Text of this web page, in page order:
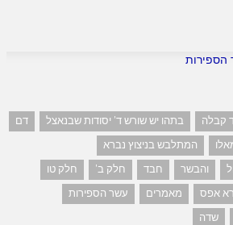
קבלה בתהו יש שורש ד' יסודות שבנאצל
דם
המתלבש בניצוץ נברא
והבשר חבד חלק ב'
חלק טו
אפס מאמרים
עשר הספירות
שדה